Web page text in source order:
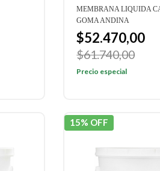
MEMBRANA LIQUIDA
GOMA ANDINA
$52.470,00
$61.740,00
Precio especial
15% OFF